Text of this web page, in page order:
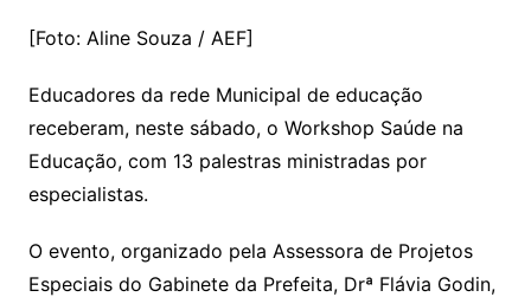
[Foto: Aline Souza / AEF]
Educadores da rede Municipal de educação
receberam, neste sábado, o Workshop Saúde na
Educação, com 13 palestras ministradas por
especialistas.
O evento, organizado pela Assessora de Projetos
Especiais do Gabinete da Prefeita, Drª Flávia Godin,